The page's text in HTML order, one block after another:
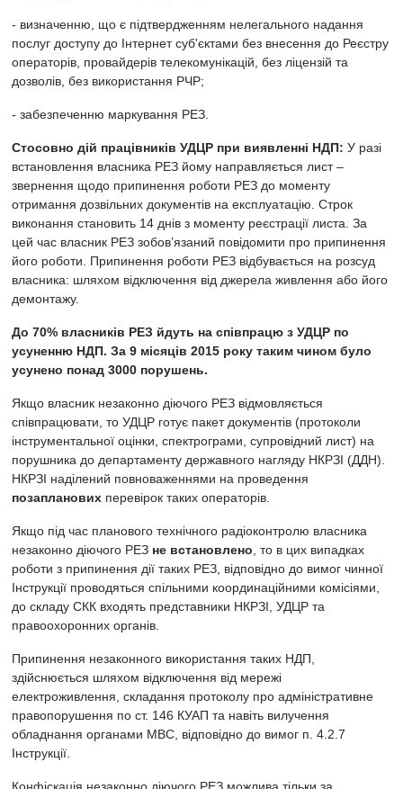
- визначенню, що є підтвердженням нелегального надання
послуг доступу до Інтернет суб'єктами без внесення до Реєстру
операторів, провайдерів телекомунікацій, без ліцензій та
дозволів, без використання РЧР;
- забезпеченню маркування РЕЗ.
Стосовно дій працівників УДЦР при виявленні НДП: У разі
встановлення власника РЕЗ йому направляється лист –
звернення щодо припинення роботи РЕЗ до моменту
отримання дозвільних документів на експлуатацію. Строк
виконання становить 14 днів з моменту реєстрації листа. За
цей час власник РЕЗ зобов’язаний повідомити про припинення
його роботи. Припинення роботи РЕЗ відбувається на розсуд
власника: шляхом відключення від джерела живлення або його
демонтажу.
До 70% власників РЕЗ йдуть на співпрацю з УДЦР по
усуненню НДП. За 9 місяців 2015 року таким чином було
усунено понад 3000 порушень.
Якщо власник незаконно діючого РЕЗ відмовляється
співпрацювати, то УДЦР готує пакет документів (протоколи
інструментальної оцінки, спектрограми, супровідний лист) на
порушника до департаменту державного нагляду НКРЗІ (ДДН).
НКРЗІ наділений повноваженнями на проведення
позапланових перевірок таких операторів.
Якщо під час планового технічного радіоконтролю власника
незаконно діючого РЕЗ не встановлено , то в цих випадках
роботи з припинення дії таких РЕЗ, відповідно до вимог чинної
Інструкції проводяться спільними координаційними комісіями,
до складу СКК входять представники НКРЗІ, УДЦР та
правоохоронних органів.
Припинення незаконного використання таких НДП,
здійснюється шляхом відключення від мережі
електроживлення, складання протоколу про адміністративне
правопорушення по ст. 146 КУАП та навіть вилучення
обладнання органами МВС, відповідно до вимог п. 4.2.7
Інструкції.
Конфіскація незаконно діючого РЕЗ можлива тільки за